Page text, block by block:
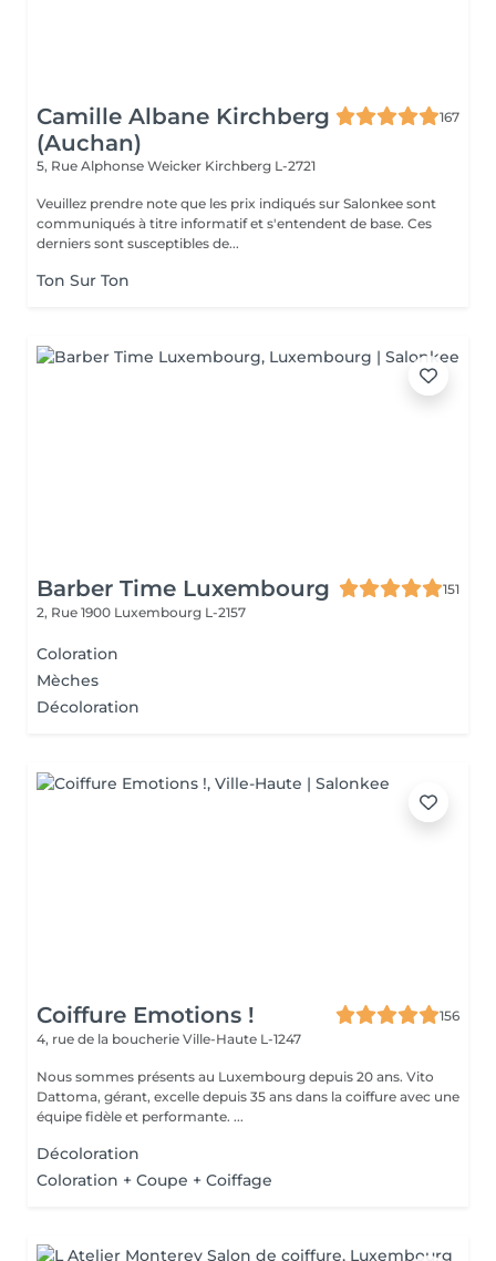
Camille Albane Kirchberg
(Auchan)
167
5, Rue Alphonse Weicker Kirchberg L-2721
Veuillez prendre note que les prix indiqués sur Salonkee sont
communiqués à titre informatif et s'entendent de base. Ces
derniers sont susceptibles de...
Ton Sur Ton
Barber Time Luxembourg
151
2, Rue 1900 Luxembourg L-2157
Coloration
Mèches
Décoloration
Coiffure Emotions !
156
4, rue de la boucherie Ville-Haute L-1247
Nous sommes présents au Luxembourg depuis 20 ans. Vito
Dattoma, gérant, excelle depuis 35 ans dans la coiffure avec une
équipe fidèle et performante. ...
Décoloration
Coloration + Coupe + Coiffage